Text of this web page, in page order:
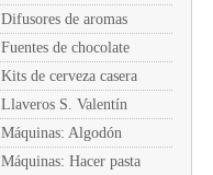
Difusores de aromas
Fuentes de chocolate
Kits de cerveza casera
Llaveros S. Valentín
Máquinas: Algodón
Máquinas: Hacer pasta